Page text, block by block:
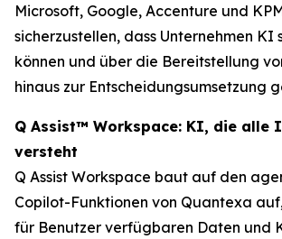
Microsoft, Google, Accenture und
sicherzustellen, dass Unternehmen KI
können und über die Bereitstellung
hinaus zur Entscheidungsumsetzung
Q Assist™ Workspace: KI, die alle
versteht
Q Assist Workspace baut auf den
Copilot-Funktionen von Quantexa
für Benutzer verfügbaren Daten und